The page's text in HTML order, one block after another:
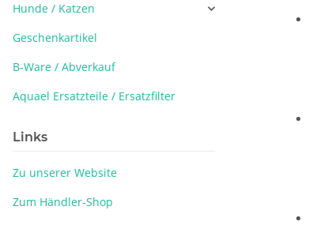
Hunde / Katzen
Geschenkartikel
B-Ware / Abverkauf
Aquael Ersatzteile / Ersatzfilter
Links
Zu unserer Website
Zum Händler-Shop